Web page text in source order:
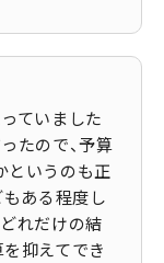
ていました
たので、予算
というのも正
ある程度し
れだけの結
抑えてでき